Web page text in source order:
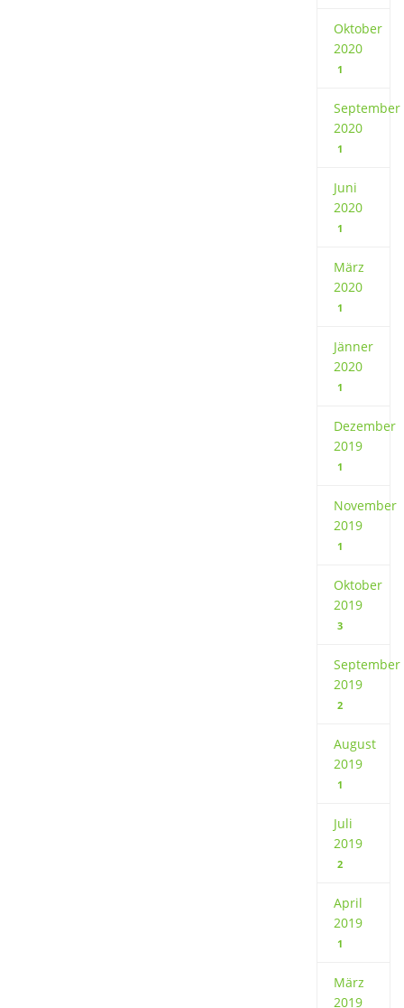
Oktober
2020
1
September
2020
1
Juni
2020
1
März
2020
1
Jänner
2020
1
Dezember
2019
1
November
2019
1
Oktober
2019
3
September
2019
2
August
2019
1
Juli
2019
2
April
2019
1
März
2019